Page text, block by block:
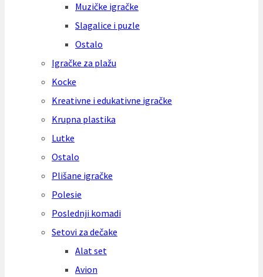
Muzičke igračke
Slagalice i puzle
Ostalo
Igračke za plažu
Kocke
Kreativne i edukativne igračke
Krupna plastika
Lutke
Ostalo
Plišane igračke
Polesie
Poslednji komadi
Setovi za dečake
Alat set
Avion